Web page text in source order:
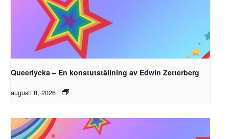
Queerlycka – En konstutställning av Edwin Zetterberg
augusti 8, 2026